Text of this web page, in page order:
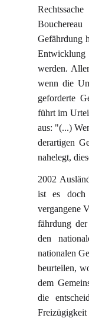
Gefährdung
werden.
wenn die
geforderte
führt im
aus: "(...)
derartigen
nahelegt,
2002
ist es doch
vergangene
fährdung
den
nationalen
beurteilen,
dem
die